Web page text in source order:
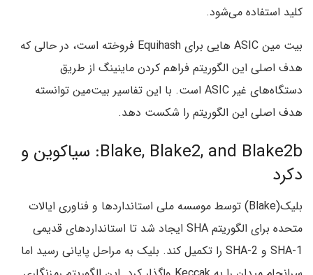
کلید استفاده می‌شود.
بیت مین ASIC هایی برای Equihash فروخته است، در حالی که
هدف اصلی این الگوریتم فراهم کردن ماینینگ از طریق
دستگاه‌های غیر ASIC است. با این تفاسیر بیت‌مین توانسته
هدف اصلی این الگوریتم را شکست دهد.
Blake, Blake2, and Blake2b: سیاکوین و
دکرد
بلیک(Blake) توسط موسسه ملی استانداردها و فناوری ایالات
متحده برای الگوریتم SHA ایجاد شد تا استانداردهای قدیمی
SHA-1 و SHA-2 را تکمیل کند. بلیک به مراحل پایانی رسید اما